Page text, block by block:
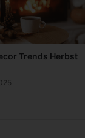
n
i
h
t
Trends Herbst